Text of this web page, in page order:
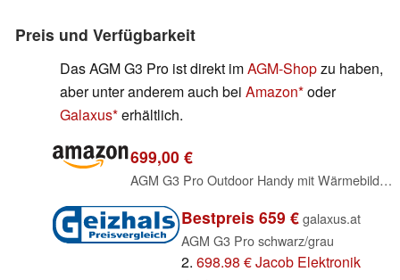
Preis und Verfügbarkeit
Das AGM G3 Pro ist direkt imAGM-Shopzu haben,
aber unter anderem auch bei Amazon oder
Galaxus erhältlich.
699,00 €
AGM G3 Pro Outdoor Handy mit Wärmebildkamera, 10000mAh Akku, IP68/IP69K Wasserdicht, Integrierte Campinglampe, Robustes Handy, 116dB Lautsprecher, 12GB+512GB, 6,72" FHD+ Display, 5G (G3 PRO)
Bestpreis 659 €galaxus.at
AGM G3 Pro schwarz/grau
2.698.98 € Jacob Elektronik